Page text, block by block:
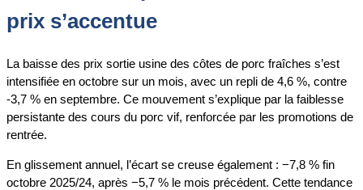
prix s’accentue
La baisse des prix sortie usine des côtes de porc fraîches s’est
intensifiée en octobre sur un mois, avec un repli de 4,6 %, contre
-3,7 % en septembre. Ce mouvement s’explique par la faiblesse
persistante des cours du porc vif, renforcée par les promotions de
rentrée.
En glissement annuel, l’écart se creuse également : −7,8 % fin
octobre 2025/24, après −5,7 % le mois précédent. Cette tendance